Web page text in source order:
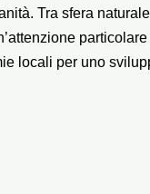
Tra sfera
locali per uno